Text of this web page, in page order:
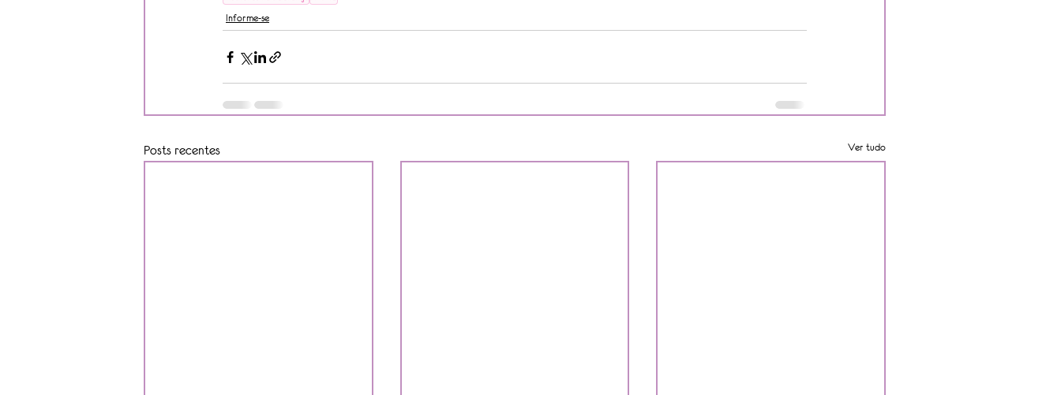
Informe-se
Posts recentes Ver tudo